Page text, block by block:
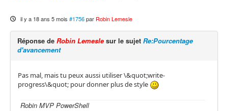
il y a 18 ans 5 mois #1756 par Robin Lemesle
Réponse de Robin Lemeslesur le sujet Re:Pourcentage
d'avancement
Pas mal, mais tu peux aussi utiliser \&quot;write-
progress\&quot; pour donner plus de style
Robin MVP PowerShell